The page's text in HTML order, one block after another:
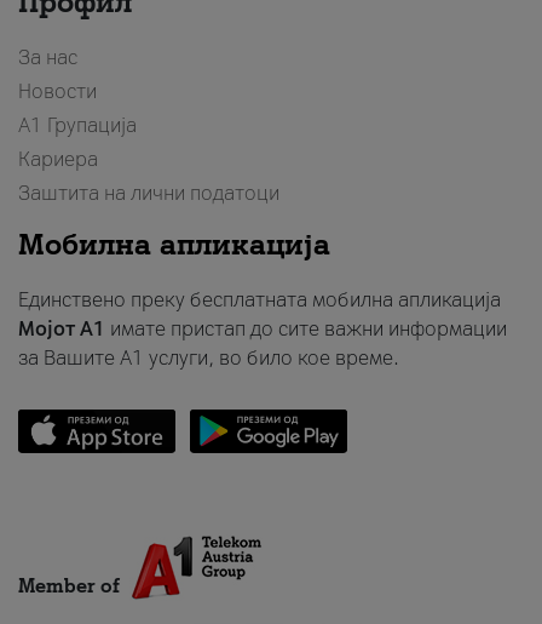
За нас
Новости
А1 Групација
Кариера
Заштита на лични податоци
Мобилна апликација
Единствено преку бесплатната мобилна апликација
Мојот A1 имате пристап до сите важни информации
за Вашите A1 услуги, во било кое време.
Member of